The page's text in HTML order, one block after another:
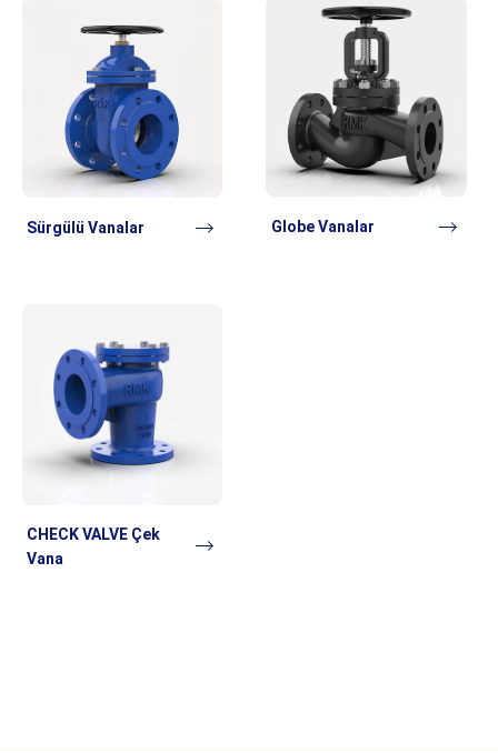
Sürgülü Vanalar Globe Vanalar
CHECK VALVE Çek
Vana